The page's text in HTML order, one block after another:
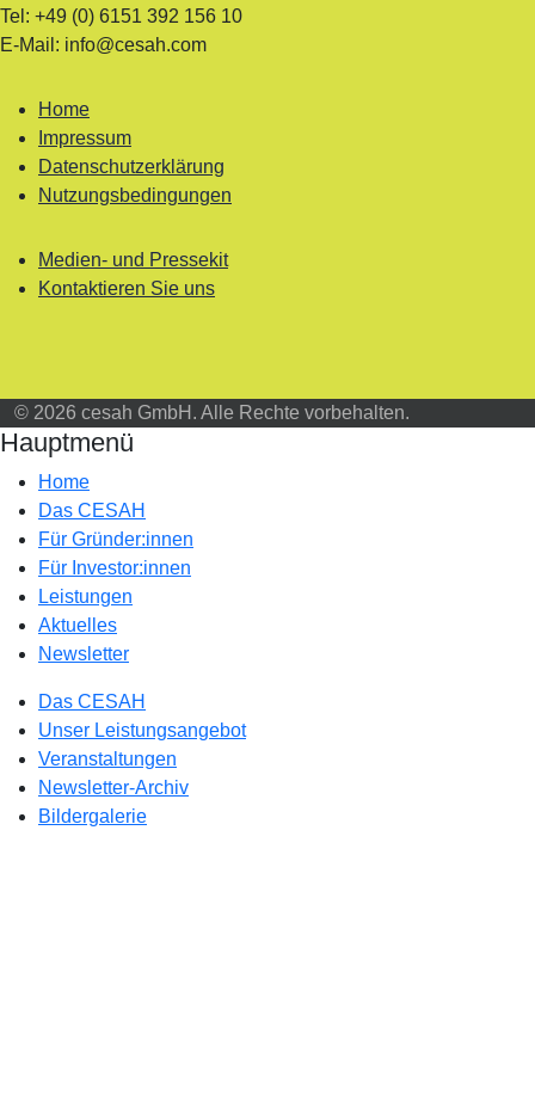
Tel: +49 (0) 6151 392 156 10
E-Mail: info@cesah.com
Home
Impressum
Datenschutzerklärung
Nutzungsbedingungen
Medien- und Pressekit
Kontaktieren Sie uns
© 2026 cesah GmbH. Alle Rechte vorbehalten.
Hauptmenü
Home
Das CESAH
Für Gründer:innen
Für Investor:innen
Leistungen
Aktuelles
Newsletter
Das CESAH
Unser Leistungsangebot
Veranstaltungen
Newsletter-Archiv
Bildergalerie